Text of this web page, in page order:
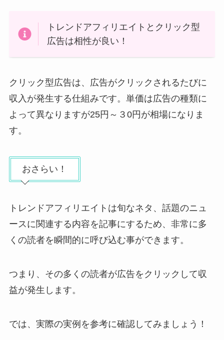
トレンドアフィリエイトとクリック型
広告は相性が良い！
クリック型広告は、広告がクリックされるたびに
収入が発生する仕組みです。単価は広告の種類に
よって異なりますが25円～３0円が相場になりま
す。
おさらい！
トレンドアフィリエイトは旬なネタ、話題のニュ
ースに関連する内容を記事にするため、非常に多
くの読者を瞬間的に呼び込む事ができます。
つまり、その多くの読者が広告をクリックして収
益が発生します。
では、実際の実例を参考に確認してみましょう！